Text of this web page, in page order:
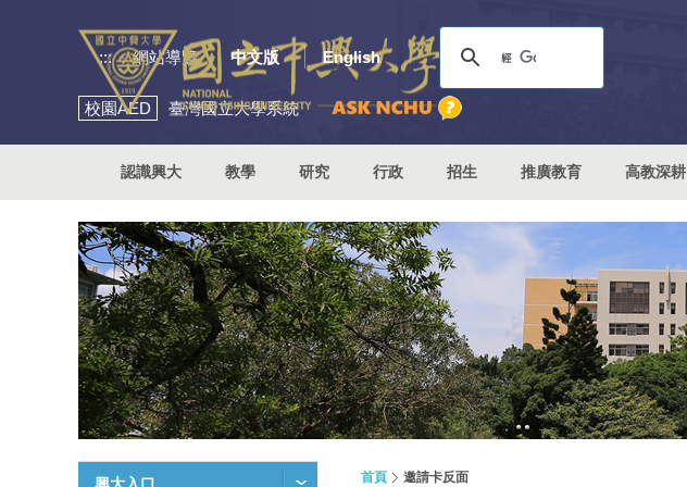
::: 網站導覽 中文版 English
校園AED 臺灣國立大學系統
認識興大 教學 研究 行政 招生 推廣教育 高教深耕
首頁 邀請卡反面